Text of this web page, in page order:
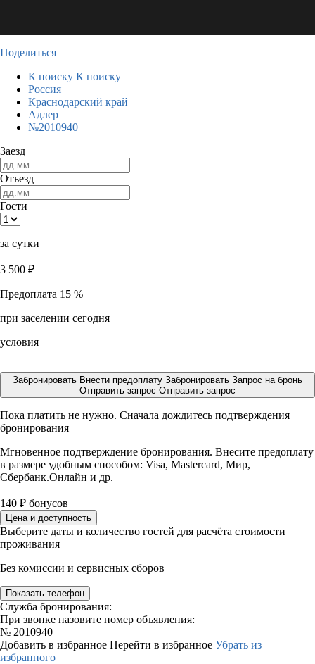
Поделиться
К поиску К поиску
Россия
Краснодарский край
Адлер
№2010940
Заезд
Отъезд
Гости
за сутки
3 500 ₽
Предоплата 15 %
при заселении сегодня
условия
Забронировать Внести предоплату Забронировать Запрос на бронь
Отправить запрос Отправить запрос
Пока платить не нужно. Сначала дождитесь подтверждения
бронирования
Мгновенное подтверждение бронирования. Внесите предоплату
в размере удобным способом: Visa, Mastercard, Мир,
Сбербанк.Онлайн и др.
140 ₽ бонусов
Цена и доступность
Выберите даты и количество гостей для расчёта стоимости
проживания
Без комиссии и сервисных сборов
Показать телефон
Служба бронирования:
При звонке назовите номер объявления:
№ 2010940
Добавить в избранное Перейти в избранное Убрать из
избранного